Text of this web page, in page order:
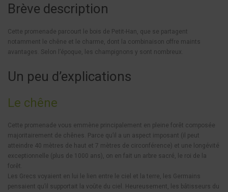
Brève description
Cette promenade parcourt le bois de Petit-Han, que se partagent
notamment le chêne et le charme, dont la combinaison offre maints
avantages. Selon l’époque, les champignons y sont nombreux.
Un peu d’explications
Le chêne
Cette promenade vous emmène principalement en pleine forêt composée
majoritairement de chênes. Parce qu’il a un aspect imposant (il peut
atteindre 40 mètres de haut et 7 mètres de circonférence) et une longévité
exceptionnelle (plus de 1000 ans), on en fait un arbre sacré, le roi de la
forêt.
Les Grecs voyaient en lui le lien entre le ciel et la terre, les Germains
pensaient qu’il supportait la voûte du ciel. Heureusement, les bâtisseurs du